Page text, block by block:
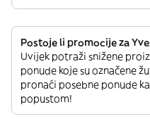
Postoje li promocije za
Uvijek potraži snižene
ponude koje su označene
pronaći posebne ponude
popustom!